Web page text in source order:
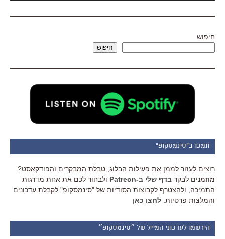
חיפוש
חיפוש
תמכו ב"סינמסקופ"
רוצים לעזור לממן את פעילות הבלוג, טבלת המבקרים והפודקאסט?
מוזמנים לבקר בדף שלי ב-Patreon
ולבחור לכם את אחת מדרגות
התמיכה, ולהצטרף לקבוצות הסודיות של "סינמסקופ" לקבלת עדכונים
והמלצות פרטיות. לחצו כאן
הירשמו לעדכוני המייל של ״סינמסקופ״